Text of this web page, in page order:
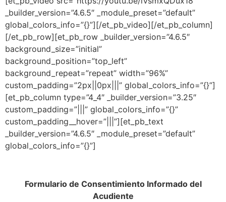
_builder_version=”4.6.5″ _module_preset=”default”
global_colors_info=”{}”][/et_pb_video][/et_pb_column]
[/et_pb_row][et_pb_row _builder_version=”4.6.5″
background_size=”initial”
background_position=”top_left”
background_repeat=”repeat” width=”96%”
custom_padding=”2px||0px|||” global_colors_info=”{}”]
[et_pb_column type=”4_4″ _builder_version=”3.25″
custom_padding=”|||” global_colors_info=”{}”
custom_padding__hover=”|||”][et_pb_text
_builder_version=”4.6.5″ _module_preset=”default”
global_colors_info=”{}”]
Formulario de Consentimiento Informado del
Acudiente